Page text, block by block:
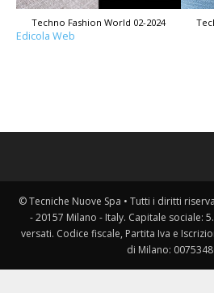
Techno Fashion World 02-2024
Edicola Web
© Tecniche Nuove Spa • Tutti i diritti
- 20157 Milano - Italy. Capitale sociale:
versati. Codice fiscale, Partita Iva e
di Milano: